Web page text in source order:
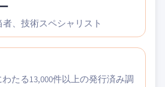
、技術スペシャリスト
たる13,000件以上の発行済み調